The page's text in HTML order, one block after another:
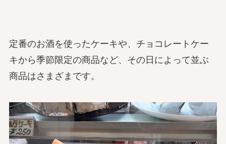
定番のお酒を使ったケーキや、チョコレートケー
キから季節限定の商品など、その日によって並ぶ
商品はさまざまです。